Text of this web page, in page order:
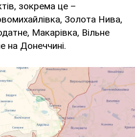
зокрема це –
Золота Нива,
Макарівка, Вільне
на Донеччині.